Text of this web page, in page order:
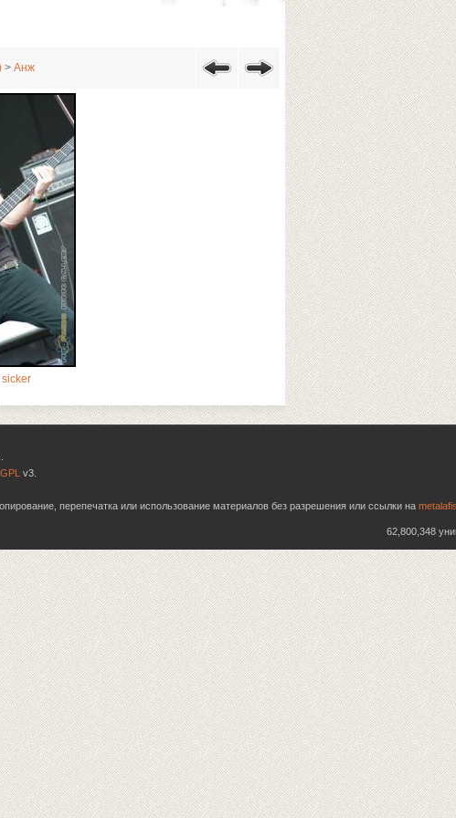
> Анж
sicker
v3.
перепечатка или использование материалов без разрешения или ссылки на
62,800,348